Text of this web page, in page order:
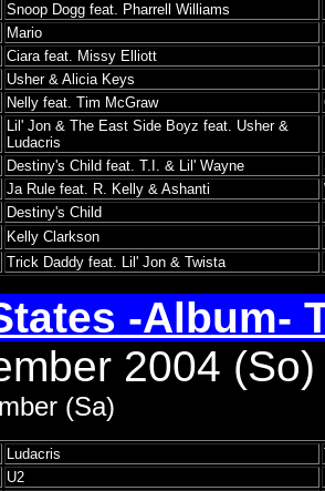
Snoop Dogg feat. Pharrell Williams
Mario
Ciara feat. Missy Elliott
Usher & Alicia Keys
Nelly feat. Tim McGraw
Lil' Jon & The East Side Boyz feat. Usher &
Ludacris
Destiny's Child feat. T.I. & Lil' Wayne
Ja Rule feat. R. Kelly & Ashanti
Destiny's Child
Kelly Clarkson
Trick Daddy feat. Lil' Jon & Twista
-Album-
2004
(Sa)
Ludacris
U2